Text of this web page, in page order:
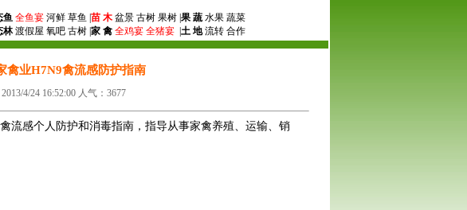
鱼 全鱼宴 河鲜 草鱼 | 苗 木 盆景 古树 果树 | 果 蔬水果 蔬菜
林 渡假屋 氧吧 古树 | 家 禽 全鸡宴 全猪宴 土 地流转 合作
禽业H7N9禽流感防护指南
4/24 16:52:00 人气：3677
流感个人防护和消毒指南，指导从事家禽养殖、运输、销